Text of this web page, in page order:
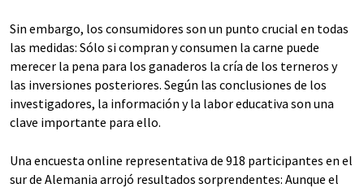
Sin embargo, los consumidores son un punto crucial en todas
las medidas: Sólo si compran y consumen la carne puede
merecer la pena para los ganaderos la cría de los terneros y
las inversiones posteriores. Según las conclusiones de los
investigadores, la información y la labor educativa son una
clave importante para ello.
Una encuesta online representativa de 918 participantes en el
sur de Alemania arrojó resultados sorprendentes: Aunque el